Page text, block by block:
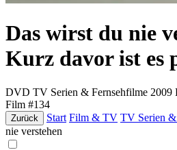
Das wirst du nie
Kurz davor ist es
DVD TV Serien & Fernsehfilme 2009
Film #134
Zurück Start Film & TV TV Serien
nie verstehen